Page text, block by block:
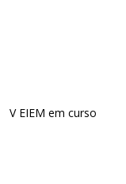
V EIEM em curso